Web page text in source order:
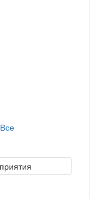
Все